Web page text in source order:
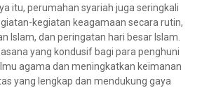
itu, perumahan syariah juga seringkali
kegiatan keagamaan secara rutin,
Islam, dan peringatan hari besar Islam.
yang kondusif bagi para penghuni
agama dan meningkatkan keimanan
yang lengkap dan mendukung gaya